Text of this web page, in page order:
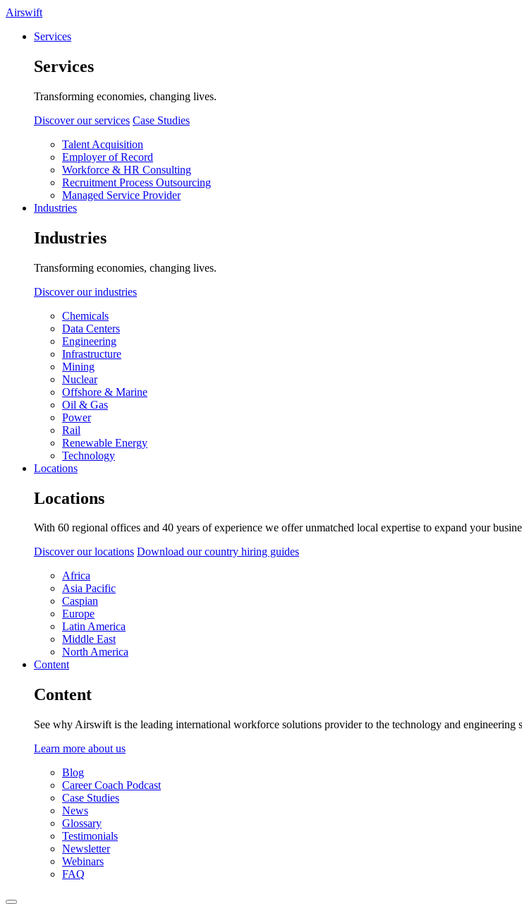
Airswift
Services
Services
Transforming economies, changing lives.
Discover our services Case Studies
Talent Acquisition
Employer of Record
Workforce & HR Consulting
Recruitment Process Outsourcing
Managed Service Provider
Industries
Industries
Transforming economies, changing lives.
Discover our industries
Chemicals
Data Centers
Engineering
Infrastructure
Mining
Nuclear
Offshore & Marine
Oil & Gas
Power
Rail
Renewable Energy
Technology
Locations
Locations
With 60 regional offices and 40 years of experience we offer unmatched local expertise to expand your
Discover our locations Download our country hiring guides
Africa
Asia Pacific
Caspian
Europe
Latin America
Middle East
North America
Content
Content
See why Airswift is the leading international workforce solutions provider to the technology and engineering
Learn more about us
Blog
Career Coach Podcast
Case Studies
News
Glossary
Testimonials
Newsletter
Webinars
FAQ